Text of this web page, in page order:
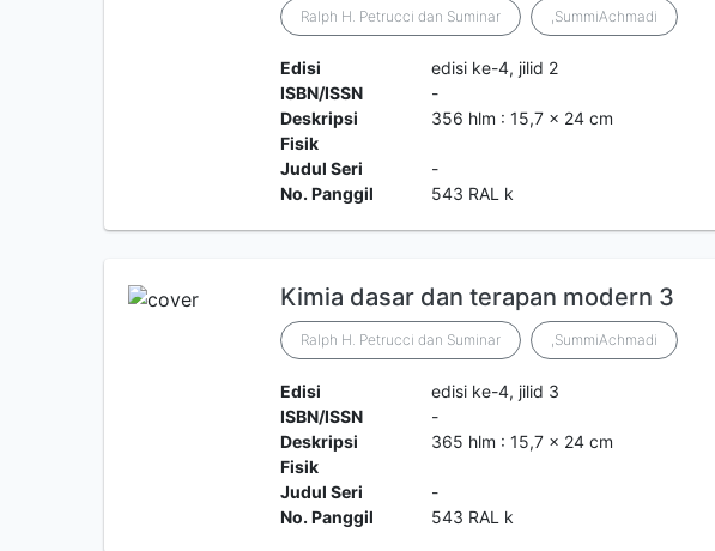
Ralph H. Petrucci dan Suminar ,SummiAchmadi
Edisi
edisi ke-4, jilid 2
ISBN/ISSN
-
Deskripsi
Fisik
356 hlm : 15,7 x 24 cm
Judul Seri
-
No. Panggil
543 RAL k
Kimia dasar dan terapan modern 3
Ralph H. Petrucci dan Suminar ,SummiAchmadi
Edisi
edisi ke-4, jilid 3
ISBN/ISSN
-
Deskripsi
Fisik
365 hlm : 15,7 x 24 cm
Judul Seri
-
No. Panggil
543 RAL k